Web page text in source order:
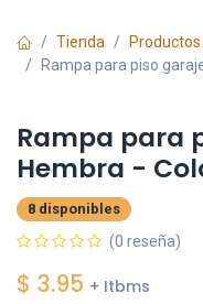
Tienda
Productos
Rampa para piso
Rampa para
Hembra -
8 disponibles
(0 reseña)
$ 3.95 + Itbms